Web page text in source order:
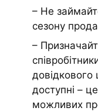
– Не
сезону
–
довідкового
доступні –
можливих